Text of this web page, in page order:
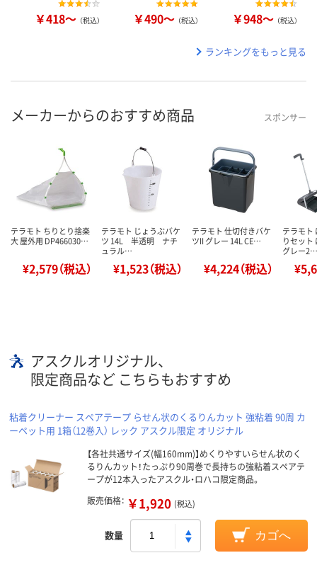
￥418～ （税込） ￥490～ （税込） ￥948～ （税込）
ランキングをもっと見る
メーカーからのおすすめ商品 スポンサー
テラモト ちりとり捨楽
大 屋外用 DP466030…
¥2,579（税込）
テラモト じょうぶバケ
ツ 14L 半透明 ナチ
ュラル…
¥1,523（税込）
テラモト 仕切付きバケ
ツII グレー 14L CE…
¥4,224（税込）
テラモト
りセット
グレー2…
アスクルオリジナル、
限定商品など こちらもおすすめ
粘着クリーナー スペアテープ らせん状のくるりんカット 強粘着 90周 カ
ーペット用 1箱（12巻入） レック アスクル限定 オリジナル
【各社共通サイズ(幅160mm)】めくりやすいらせん状のく
るりんカット！たっぷり90周巻で長持ちの強粘着スペアテ
ープが12本入ったアスクル・ロハコ限定商品。
販売価格： ￥1,920 (税込)
数量 カゴへ